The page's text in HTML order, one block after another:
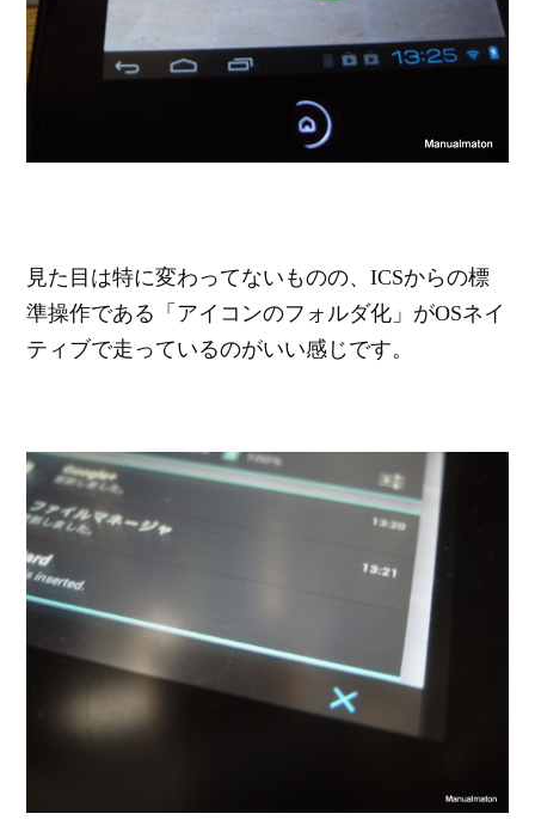
見た目は特に変わってないものの、ICSからの標
準操作である「アイコンのフォルダ化」がOSネイ
ティブで走っているのがいい感じです。